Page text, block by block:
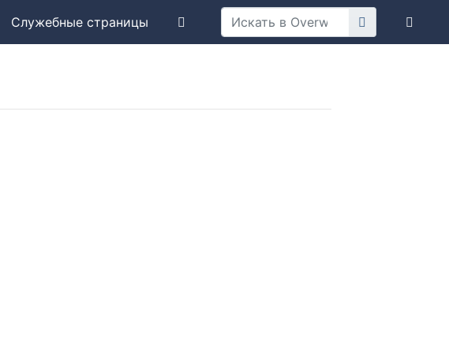
Служебные страницы